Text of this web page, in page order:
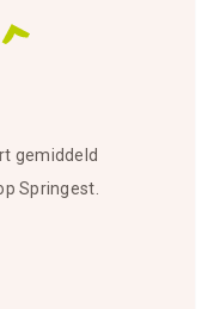
gemiddeld
Springest.